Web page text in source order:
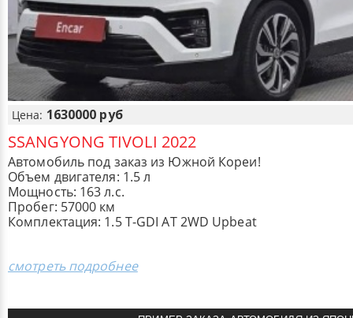
Цена: 1630000 руб
SSANGYONG TIVOLI 2022
Автомобиль под заказ из Южной Кореи!
Объем двигателя: 1.5 л
Мощность: 163 л.с.
Пробег: 57000 км
Комплектация: 1.5 T-GDI AT 2WD Upbeat
смотреть подробнее